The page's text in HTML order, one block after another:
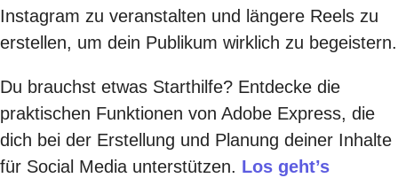
Instagram zu veranstalten und längere Reels zu
erstellen, um dein Publikum wirklich zu begeistern.
Du brauchst etwas Starthilfe? Entdecke die
praktischen Funktionen von Adobe Express, die
dich bei der Erstellung und Planung deiner Inhalte
für Social Media unterstützen. Los geht’s